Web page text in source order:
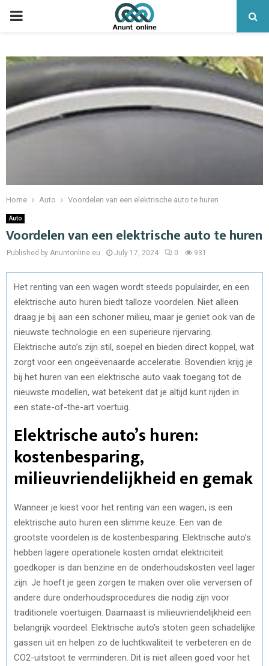
PRIMARY
Home Auto Voordelen van een elektrische auto te huren
Auto
Voordelen van een elektrische auto te huren
Published by Anuntonline.eu July 17, 2024 0 931
Het renting van een wagen wordt steeds populairder, en een
elektrische auto huren biedt talloze voordelen. Niet alleen
draag je bij aan een schoner milieu, maar je geniet ook van de
nieuwste technologie en een superieure rijervaring.
Elektrische auto’s zijn stil, soepel en bieden direct koppel, wat
zorgt voor een ongeëvenaarde acceleratie. Bovendien krijg je
bij het huren van een elektrische auto vaak toegang tot de
nieuwste modellen, wat betekent dat je altijd kunt rijden in
een state-of-the-art voertuig.
Elektrische auto’s huren:
kostenbesparing,
milieuvriendelijkheid en gemak
Wanneer je kiest voor het renting van een wagen, is een
elektrische auto huren een slimme keuze. Een van de
grootste voordelen is de kostenbesparing. Elektrische auto’s
hebben lagere operationele kosten omdat elektriciteit
goedkoper is dan benzine en de onderhoudskosten veel lager
zijn. Je hoeft je geen zorgen te maken over olie verversen of
andere dure onderhoudsprocedures die nodig zijn voor
traditionele voertuigen. Daarnaast is milieuvriendelijkheid een
belangrijk voordeel. Elektrische auto’s stoten geen schadelijke
gassen uit en helpen zo de luchtkwaliteit te verbeteren en de
CO2-uitstoot te verminderen. Dit is niet alleen goed voor het